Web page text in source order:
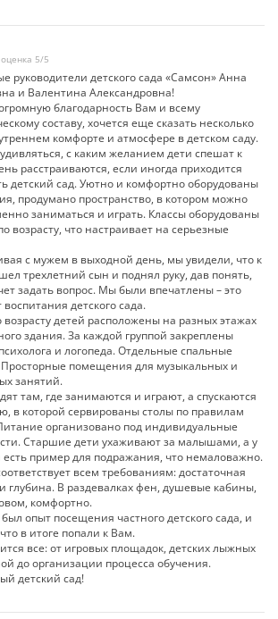
оценка 5/5
руководители детского сада «Самсон» Анна
и Валентина Александровна!
благодарность Вам и всему
составу, хочется еще сказать несколько
комфорте и атмосфере в детском саду.
с каким желанием дети спешат к
расcтраиваются, если иногда приходится
детский сад. Уютно и комфортно оборудованы
продумано пространство, в котором можно
заниматься и играть. Классы оборудованы
возрасту, что настраивает на серьезные
с мужем в выходной день, мы увидели, что к
трехлетний сын и поднял руку, дав понять,
задать вопрос. Мы были впечатлены – это
воспитания детского сада.
возрасту детей расположены на разных этажах
здания. За каждой группой закреплены
и логопеда. Отдельные спальные
помещения для музыкальных и
занятий.
там, где занимаются и играют, а спускаются
в которой сервированы столы по правилам
организовано под индивидуальные
Старшие дети ухаживают за малышами, а у
пример для подражания, что немаловажно.
всем требованиям: достаточная
глубина. В раздевалках фен, душевые кабины,
комфортно.
опыт посещения частного детского сада, и
в итоге попали к Вам.
все: от игровых площадок, детских лыжных
до организации процесса обучения.
детский сад!